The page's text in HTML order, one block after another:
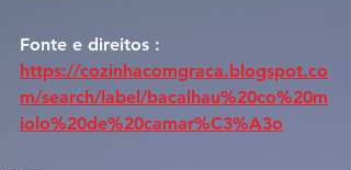
Fonte e direitos :
https://cozinhacomgraca.blogspot.co
m/search/label/bacalhau%20co%20m
iolo%20de%20camar%C3%A3o